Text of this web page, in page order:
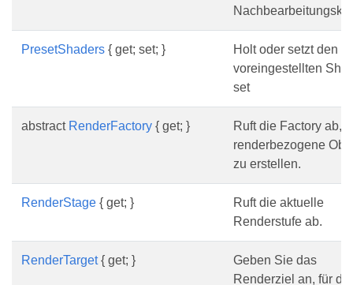
PresetShaders { get; set; }
Holt oder setzt den
voreingestellten
set
abstract RenderFactory { get; }
Ruft die Factory ab,
renderbezogene
zu erstellen.
RenderStage { get; }
Ruft die aktuelle
Renderstufe ab.
RenderTarget{ get; }
Geben Sie das
Renderziel an, für